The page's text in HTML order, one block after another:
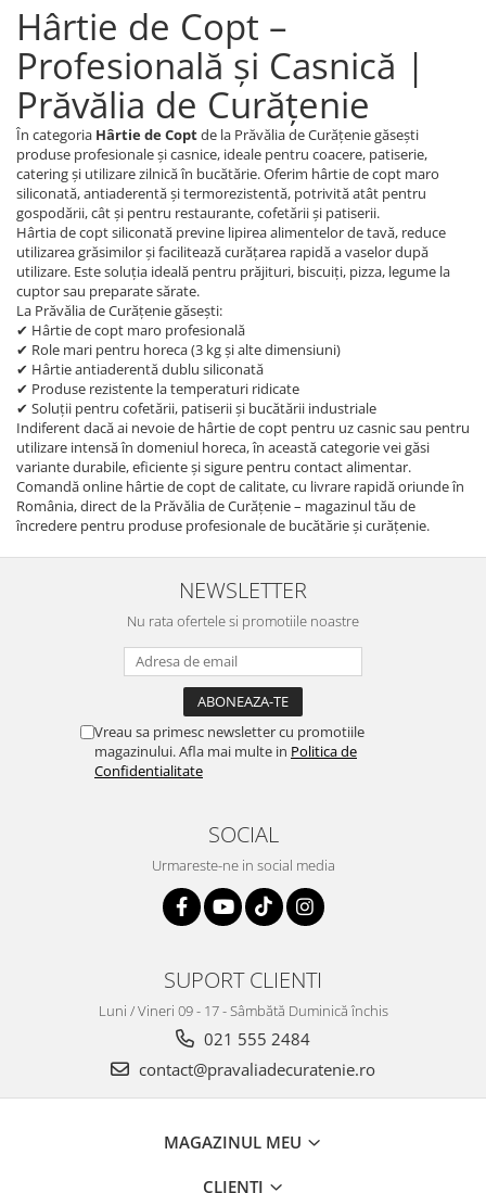
Hârtie de Copt –
Profesională și Casnică |
Prăvălia de Curățenie
În categoria Hârtie de Coptde la Prăvălia de Curățenie găsești
produse profesionale și casnice, ideale pentru coacere, patiserie,
catering și utilizare zilnică în bucătărie. Oferim hârtie de copt maro
siliconată, antiaderentă și termorezistentă, potrivită atât pentru
gospodării, cât și pentru restaurante, cofetării și patiserii.
Hârtia de copt siliconată previne lipirea alimentelor de tavă, reduce
utilizarea grăsimilor și facilitează curățarea rapidă a vaselor după
utilizare. Este soluția ideală pentru prăjituri, biscuiți, pizza, legume la
cuptor sau preparate sărate.
La Prăvălia de Curățenie găsești:
✔ Hârtie de copt maro profesională
✔ Role mari pentru horeca (3 kg și alte dimensiuni)
✔ Hârtie antiaderentă dublu siliconată
✔ Produse rezistente la temperaturi ridicate
✔ Soluții pentru cofetării, patiserii și bucătării industriale
Indiferent dacă ai nevoie de hârtie de copt pentru uz casnic sau pentru
utilizare intensă în domeniul horeca, în această categorie vei găsi
variante durabile, eficiente și sigure pentru contact alimentar.
Comandă online hârtie de copt de calitate, cu livrare rapidă oriunde în
România, direct de la Prăvălia de Curățenie – magazinul tău de
încredere pentru produse profesionale de bucătărie și curățenie.
NEWSLETTER
Nu rata ofertele si promotiile noastre
Vreau sa primesc newsletter cu promotiile
magazinului. Afla mai multe in Politica de
Confidentialitate
SOCIAL
Urmareste-ne in social media
SUPORT CLIENTI
Luni / Vineri 09 - 17 - Sâmbătă Duminică închis
021 555 2484
contact@pravaliadecuratenie.ro
MAGAZINUL MEU
CLIENTI